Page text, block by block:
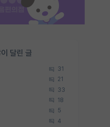
달린 글
31
21
33
18
5
4